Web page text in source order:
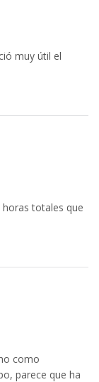
muy útil el
totales que
como
parece que ha